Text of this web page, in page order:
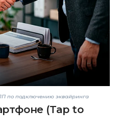
по подключению эквайринга
(Tap to